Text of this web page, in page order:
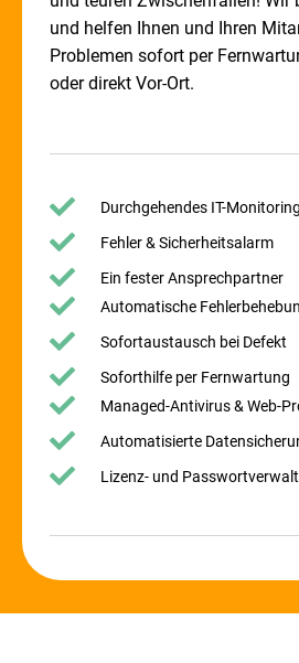
und helfen Ihnen und Ihren
Problemen sofort per
oder direkt Vor-Ort.
Durchgehendes IT-Monitoring
Fehler & Sicherheitsalarm
Ein fester Ansprechpartner
Automatische
Sofortaustausch bei Defekt
Soforthilfe per Fernwartung
Managed-Antivirus & Web-
Automatisierte
Lizenz- und